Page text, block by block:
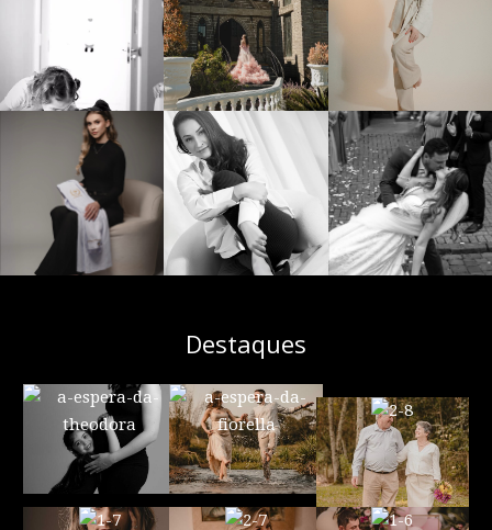
Destaques